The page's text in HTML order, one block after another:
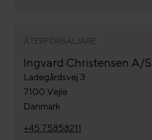
ÅTERFÖRSÄLJARE
Ingvard Christensen A/S
Ladegårdsvej 3
7100 Vejle
Danmark
+45 75858211